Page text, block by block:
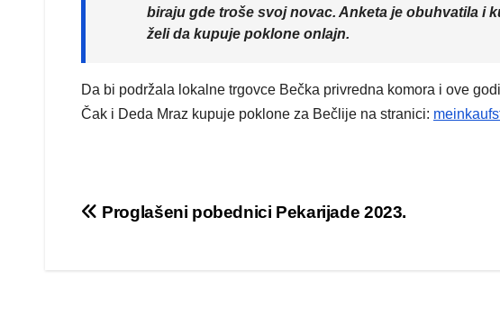
biraju gde troše svoj novac. Anketa je obuhvatila i
želi da kupuje poklone onlajn.
Da bi podržala lokalne trgovce Bečka privredna komora i ove
Čak i Deda Mraz kupuje poklone za Bečlije na stranici:
Post
Proglašeni pobednici Pekarijade 2023.